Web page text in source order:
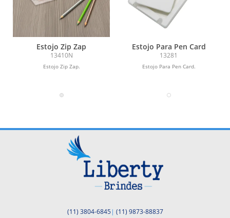
Estojo Zip Zap
13410N
Estojo Zip Zap.
Estojo Para Pen Card
13281
Estojo Para Pen Card.
(11) 3804-6845| (11) 9873-88837